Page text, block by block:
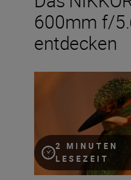
600mm f/
entdecken
2 MINUTEN
LESEZEIT
Tipps und Tricks: